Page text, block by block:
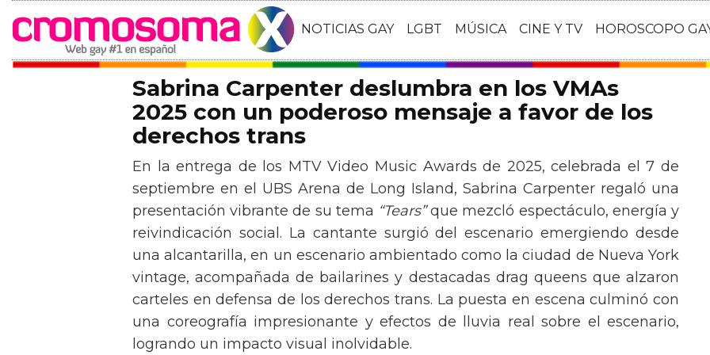
NOTICIAS GAY LGBT MÚSICA CINE Y TV HOROSCOPO
Sabrina Carpenter deslumbra en los VMAs
2025 con un poderoso mensaje a favor de los
derechos trans
En la entrega de los MTV Video Music Awards de 2025, celebrada el 7 de
septiembre en el UBS Arena de Long Island, Sabrina Carpenter regaló una
presentación vibrante de su tema “Tears”que mezcló espectáculo, energía y
reivindicación social. La cantante surgió del escenario emergiendo desde
una alcantarilla, en un escenario ambientado como la ciudad de Nueva York
vintage, acompañada de bailarines y destacadas drag queens que alzaron
carteles en defensa de los derechos trans. La puesta en escena culminó con
una coreografía impresionante y efectos de lluvia real sobre el escenario,
logrando un impacto visual inolvidable.